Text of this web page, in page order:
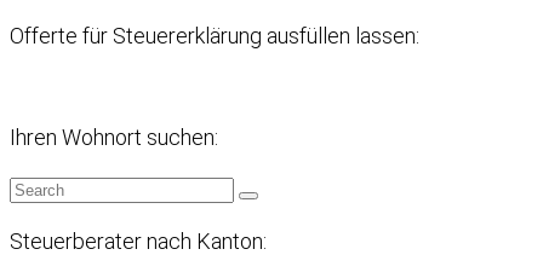
Offerte für Steuererklärung ausfüllen lassen:
Ihren Wohnort suchen:
Steuerberater nach Kanton: